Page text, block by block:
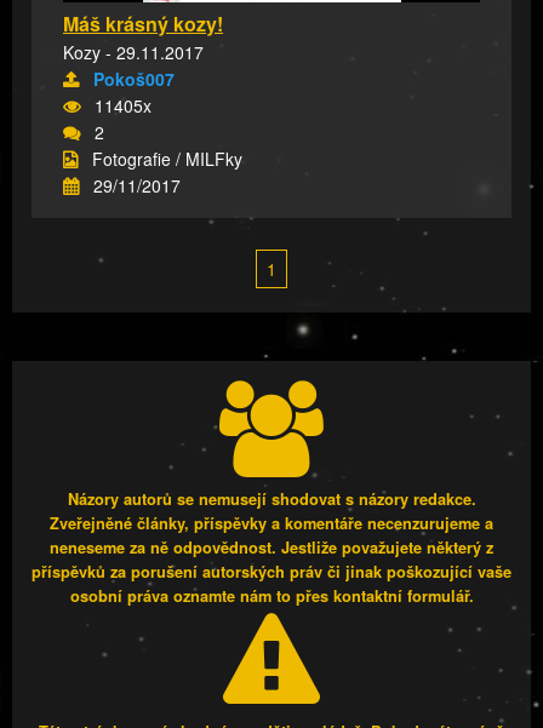
Máš krásný kozy!
Kozy - 29.11.2017
Pokoš007
11405x
2
Fotografie / MILFky
29/11/2017
1
Názory autorů se nemusejí shodovat s názory redakce.
Zveřejněné články, příspěvky a komentáře necenzurujeme a
neneseme za ně odpovědnost. Jestliže považujete některý z
příspěvků za porušení autorských práv či jinak poškozující vaše
osobní práva oznamte nám to přes kontaktní formulář.